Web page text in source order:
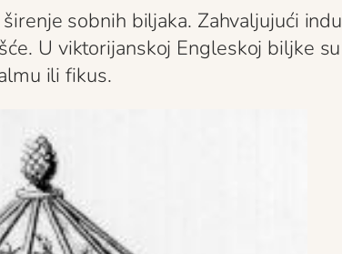
sobnih biljaka. Zahvaljujući
U viktorijanskoj Engleskoj biljke
ili fikus.